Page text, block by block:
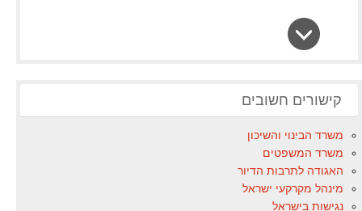
קישורים חשובים
משרד הבינוי והשיכון
משרד המשפטים
האגודה לתרבות הדיור
מינהל מקרקעי ישראל
נגישות בישראל